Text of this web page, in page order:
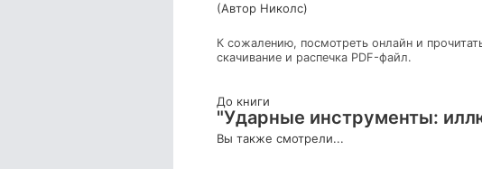
(Автор Николс)
К сожалению, посмотреть онлайн и
скачивание и распечка PDF-файл.
До книги
"Ударные инструменты:
Вы также смотрели...